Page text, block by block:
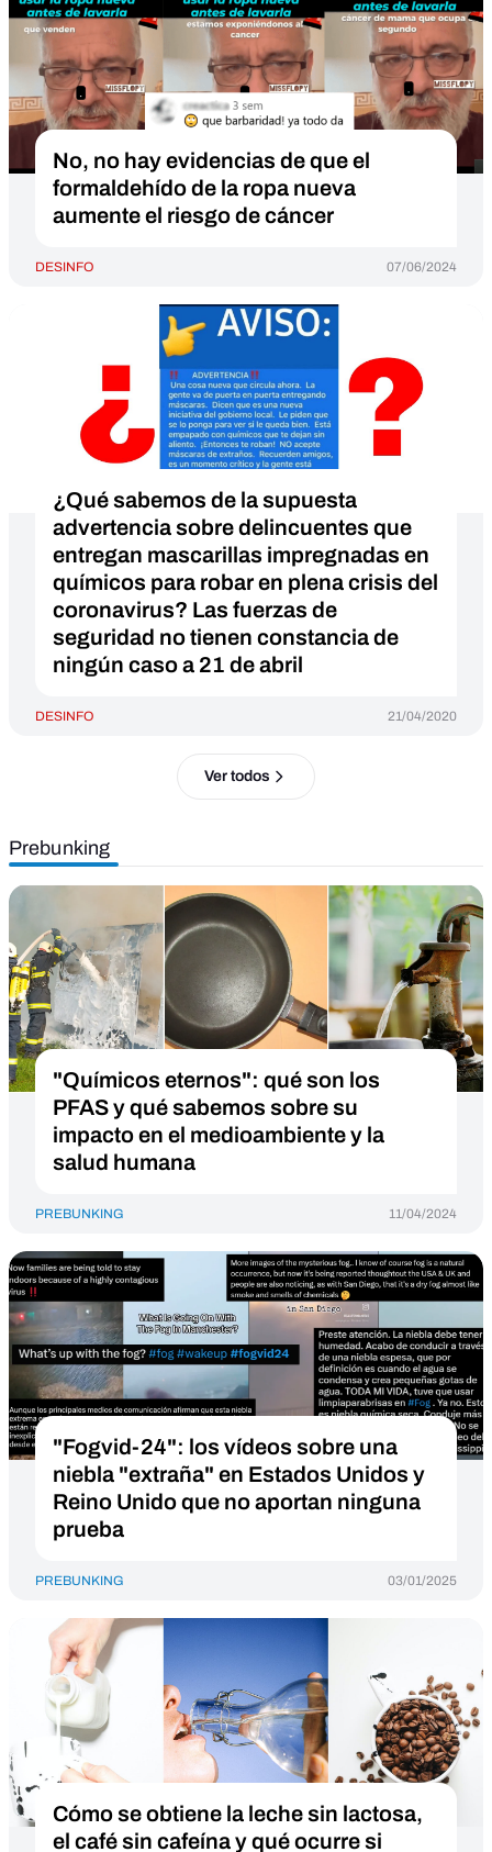
No, no hay evidencias de que el
formaldehído de la ropa nueva
aumente el riesgo de cáncer
DESINFO 07/06/2024
¿Qué sabemos de la supuesta
advertencia sobre delincuentes que
entregan mascarillas impregnadas en
químicos para robar en plena crisis del
coronavirus? Las fuerzas de
seguridad no tienen constancia de
ningún caso a 21 de abril
DESINFO 21/04/2020
Ver todos
Prebunking
"Químicos eternos": qué son los
PFAS y qué sabemos sobre su
impacto en el medioambiente y la
salud humana
PREBUNKING 11/04/2024
"Fogvid-24": los vídeos sobre una
niebla "extraña" en Estados Unidos y
Reino Unido que no aportan ninguna
prueba
PREBUNKING 03/01/2025
Cómo se obtiene la leche sin lactosa,
el café sin cafeína y qué ocurre si